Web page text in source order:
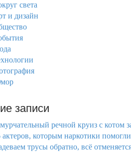
света
и дизайн
записи
речной круиз с котом
актеров, которым наркотики
трусы обратно, всё